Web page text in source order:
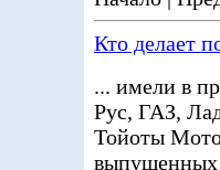
Кто делает
... имели в
Рус, ГАЗ,
Тойоты
выпущенных